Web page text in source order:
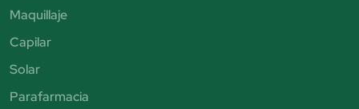
Maquillaje
Capilar
Solar
Parafarmacia